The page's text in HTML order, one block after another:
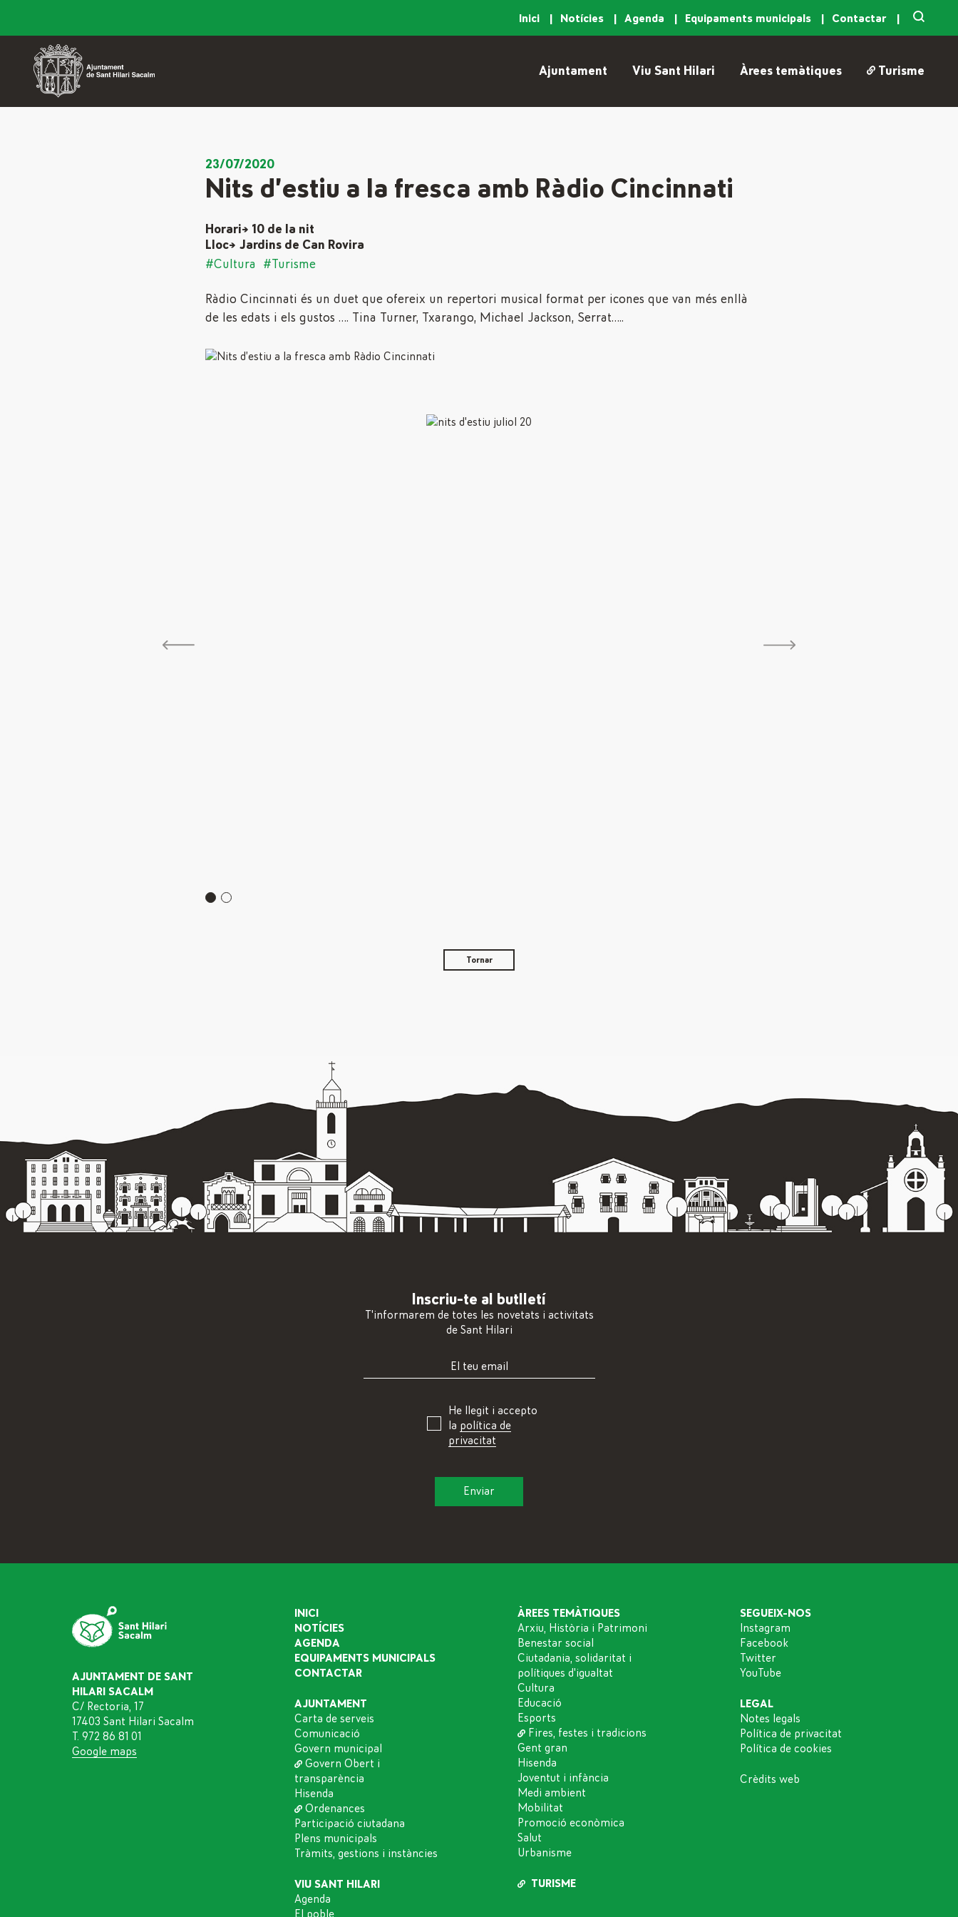
Inici Notícies Agenda Equipaments municipals Contactar
Ajuntament Viu Sant Hilari Àrees temàtiques Turisme
23/07/2020
Nits d’estiu a la fresca amb Ràdio Cincinnati
Horari→ 10 de la nit
Lloc→ Jardins de Can Rovira
#Cultura
#Turisme
Ràdio Cincinnati és un duet que ofereix un repertori musical format per icones que van més enllà
de les edats i els gustos …. Tina Turner, Txarango, Michael Jackson, Serrat…..
Tornar
Inscriu-te al butlletí
T'informarem de totes les novetats i activitats
de Sant Hilari
He llegit i accepto
la política de
privacitat
AJUNTAMENT DE SANT
HILARI SACALM
C/ Rectoria, 17
17403 Sant Hilari Sacalm
T. 972 86 81 01
Google maps
INICI
NOTÍCIES
AGENDA
EQUIPAMENTS MUNICIPALS
CONTACTAR
AJUNTAMENT
Carta de serveis
Comunicació
Govern municipal
Govern Obert i
transparència
Hisenda
Ordenances
Participació ciutadana
Plens municipals
Tràmits, gestions i instàncies
VIU SANT HILARI
Agenda
El poble
ÀREES TEMÀTIQUES
Arxiu, Història i Patrimoni
Benestar social
Ciutadania, solidaritat i
polítiques d'igualtat
Cultura
Educació
Esports
Fires, festes i tradicions
Gent gran
Hisenda
Joventut i infància
Medi ambient
Mobilitat
Promoció econòmica
Salut
Urbanisme
TURISME
SEGUEIX-NOS
Instagram
Facebook
Twitter
YouTube
LEGAL
Notes legals
Política de privacitat
Política de cookies
Crèdits web